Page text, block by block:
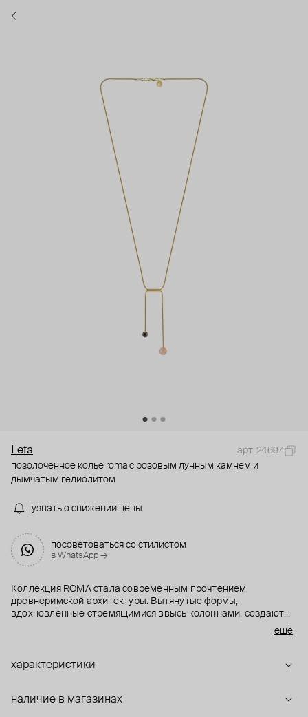
Leta
арт. 24697
позолоченное колье roma с розовым лунным камнем и
дымчатым гелиолитом
узнать о снижении цены
посоветоваться со стилистом
в WhatsApp →
Коллекция ROMA стала современным прочтением
древнеримской архитектуры. Вытянутые формы,
вдохновлённые стремящимися ввысь колоннами, создают
ещё
характеристики
наличие в магазинах